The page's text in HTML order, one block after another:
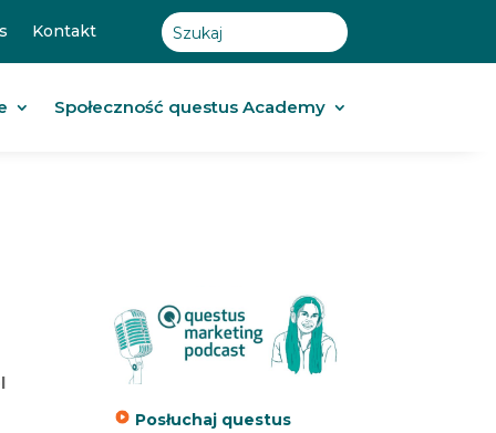
Kontakt
Społeczność questus Academy
Posłuchaj questus